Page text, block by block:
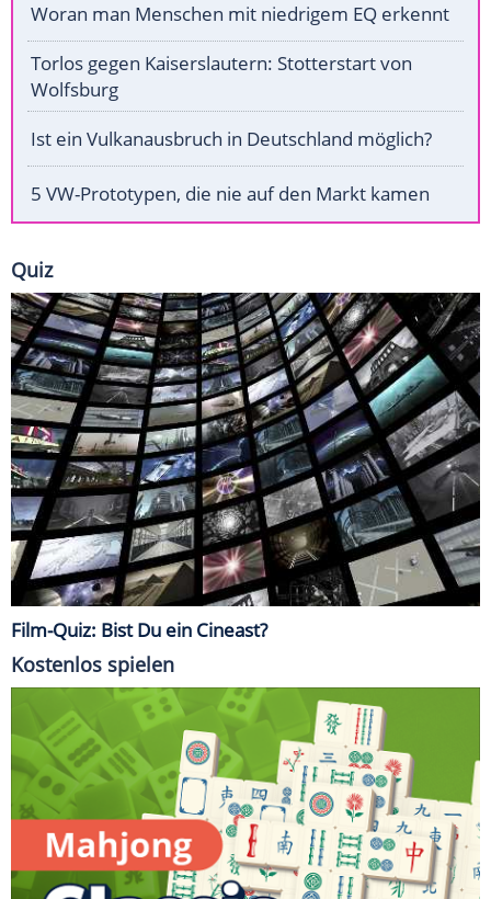
Woran man Menschen mit niedrigem EQ erkennt
Torlos gegen Kaiserslautern: Stotterstart von
Wolfsburg
Ist ein Vulkanausbruch in Deutschland möglich?
5 VW-Prototypen, die nie auf den Markt kamen
Quiz
Film-Quiz: Bist Du ein Cineast?
Kostenlos spielen